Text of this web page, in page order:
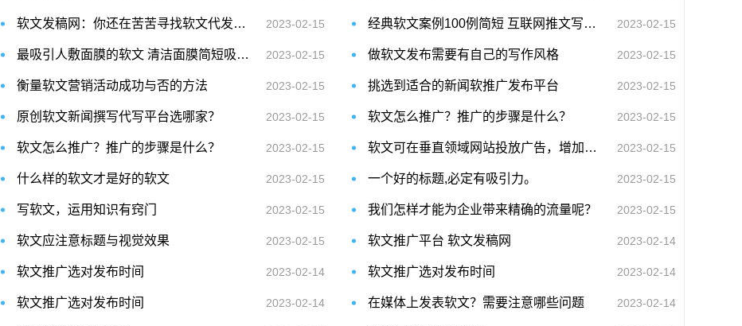
软文发稿网：你还在苦苦寻找软文代发平台吗？ 2023-02-15 经典软文案例100例简短 互联网推文写家乡特色的? 2023-02-15
最吸引人敷面膜的软文 清洁面膜简短吸引人的文案? 2023-02-15 做软文发布需要有自己的写作风格 2023-02-15
衡量软文营销活动成功与否的方法 2023-02-15 挑选到适合的新闻软推广发布平台 2023-02-15
原创软文新闻撰写代写平台选哪家？ 2023-02-15 软文怎么推广？推广的步骤是什么？ 2023-02-15
软文怎么推广？推广的步骤是什么？ 2023-02-15 软文可在垂直领域网站投放广告，增加意向客户关注率 2023-02-15
什么样的软文才是好的软文 2023-02-15 一个好的标题,必定有吸引力。 2023-02-15
写软文，运用知识有窍门 2023-02-15 我们怎样才能为企业带来精确的流量呢？ 2023-02-15
软文应注意标题与视觉效果 2023-02-15 软文推广平台 软文发稿网 2023-02-14
软文推广选对发布时间 2023-02-14 软文推广选对发布时间 2023-02-14
软文推广选对发布时间 2023-02-14 在媒体上发表软文？需要注意哪些问题 2023-02-14